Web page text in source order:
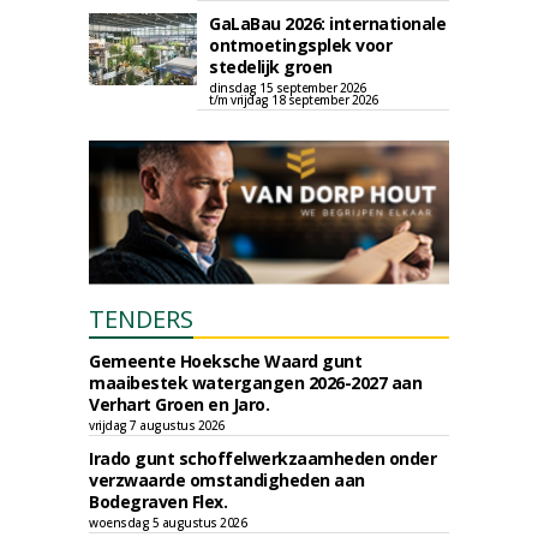
GaLaBau 2026: internationale
ontmoetingsplek voor
stedelijk groen
dinsdag 15 september 2026
t/m vrijdag 18 september 2026
TENDERS
Gemeente Hoeksche Waard gunt
maaibestek watergangen 2026-2027 aan
Verhart Groen en Jaro.
vrijdag 7 augustus 2026
Irado gunt schoffelwerkzaamheden onder
verzwaarde omstandigheden aan
Bodegraven Flex.
woensdag 5 augustus 2026